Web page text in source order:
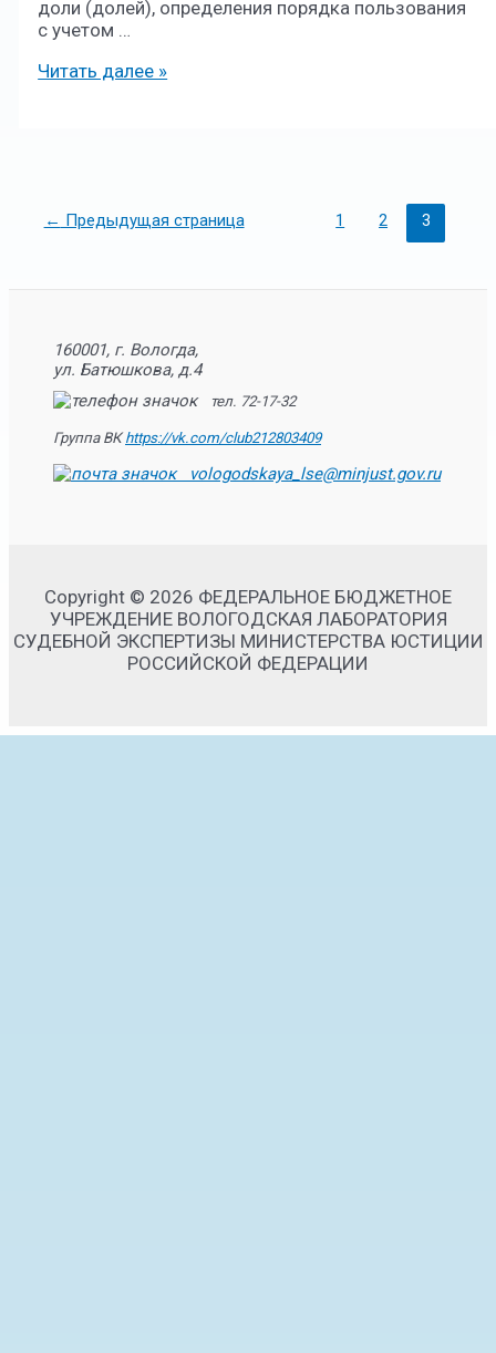
доли (долей), определения порядка пользования
с учетом …
Читать далее »
← Предыдущая страница 1 2 3
160001, г. Вологда,
ул. Батюшкова, д.4
тел. 72-17-32
Группа ВКhttps://vk.com/club212803409
vologodskaya_lse@minjust.gov.ru
Copyright © 2026 ФЕДЕРАЛЬНОЕ БЮДЖЕТНОЕ
УЧРЕЖДЕНИЕ ВОЛОГОДСКАЯ ЛАБОРАТОРИЯ
СУДЕБНОЙ ЭКСПЕРТИЗЫ МИНИСТЕРСТВА ЮСТИЦИИ
РОССИЙСКОЙ ФЕДЕРАЦИИ